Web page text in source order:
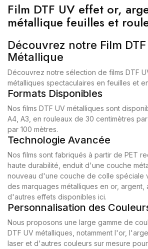
Film DTF UV effet or,
métallique feuilles et
Découvrez notre Film
Métallique
Découvrez notre sélection de films DTF
métalliques spectaculaires en feuilles et
Formats Disponibles
Nos films DTF UV métalliques sont
A4, A3, en rouleaux de 30 centimètres
par 100 mètres.
Technologie Avancée
Nos films sont fabriqués à partir de PET
haute durabilité, enduit d'une couche
nouveau d'une couche de colle spéciale
des marquages métalliques en or,
d'autres effets disponibles ici.
Personnalisation des
Nous proposons une large gamme de
DTF UV métalliques, notamment l'or,
laser et d'autres couleurs sur mesure